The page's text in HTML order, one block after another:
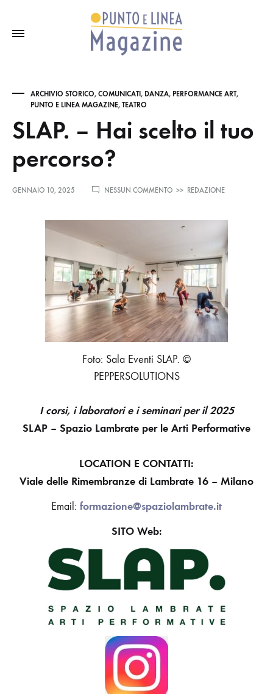
ARCHIVIO STORICO, COMUNICATI, DANZA, PERFORMANCE ART,
PUNTO E LINEA MAGAZINE, TEATRO
SLAP. – Hai scelto il tuo
percorso?
GENNAIO 10, 2025 NESSUN COMMENTOSU
HAI
PERCORSO?
>> REDAZIONE
Foto: Sala Eventi SLAP. ©
PEPPERSOLUTIONS
I corsi, i laboratori e i seminari per il 2025
SLAP – Spazio Lambrate per le Arti Performative
LOCATION E CONTATTI:
Viale delle Rimembranze di Lambrate 16 – Milano
Email: formazione@spaziolambrate.it
SITO Web: